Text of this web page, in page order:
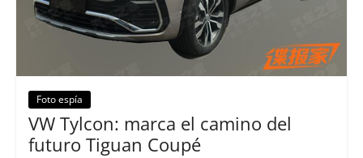
Foto espía
VW Tylcon: marca el camino del
futuro Tiguan Coupé